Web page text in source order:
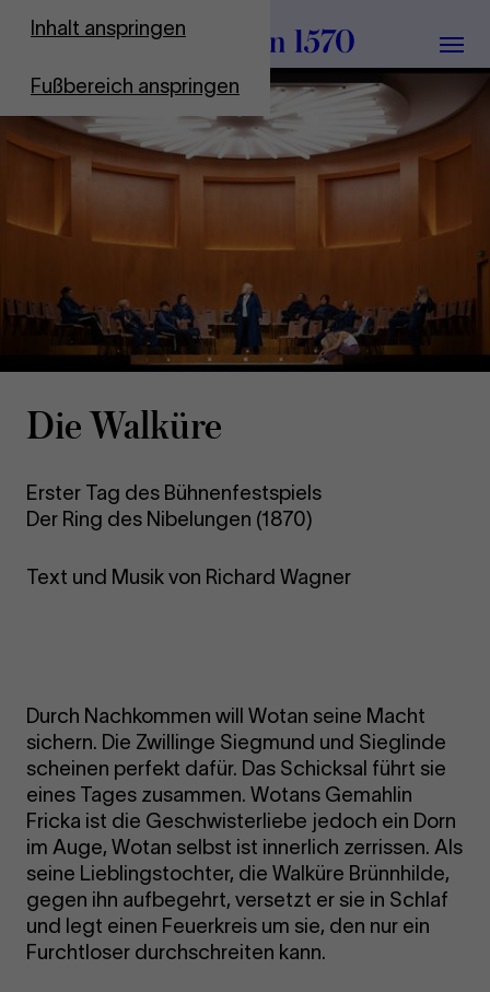
Inhalt anspringen
Fußbereich anspringen
Zur Startseite
Menü
Die Walküre
Erster Tag des Bühnenfestspiels
Der Ring des Nibelungen (1870)
Text und Musik von Richard Wagner
Durch Nachkommen will Wotan seine Macht
sichern. Die Zwillinge Siegmund und Sieglinde
scheinen perfekt dafür. Das Schicksal führt sie
eines Tages zusammen. Wotans Gemahlin
Fricka ist die Geschwisterliebe jedoch ein Dorn
im Auge, Wotan selbst ist innerlich zerrissen. Als
seine Lieblingstochter, die Walküre Brünnhilde,
gegen ihn aufbegehrt, versetzt er sie in Schlaf
und legt einen Feuerkreis um sie, den nur ein
Furchtloser durchschreiten kann.